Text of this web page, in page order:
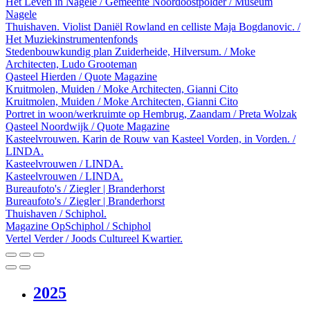
Nagele
Thuishaven. Violist Daniël Rowland en celliste Maja Bogdanovic. /
Het Muziekinstrumentenfonds
Stedenbouwkundig plan Zuiderheide, Hilversum. / Moke
Architecten, Ludo Grooteman
Qasteel Hierden / Quote Magazine
Kruitmolen, Muiden / Moke Architecten, Gianni Cito
Kruitmolen, Muiden / Moke Architecten, Gianni Cito
Portret in woon/werkruimte op Hembrug, Zaandam / Preta Wolzak
Qasteel Noordwijk / Quote Magazine
Kasteelvrouwen. Karin de Rouw van Kasteel Vorden, in Vorden. /
LINDA.
Kasteelvrouwen / LINDA.
Kasteelvrouwen / LINDA.
Bureaufoto's / Ziegler | Branderhorst
Bureaufoto's / Ziegler | Branderhorst
Thuishaven / Schiphol.
Magazine OpSchiphol / Schiphol
Vertel Verder / Joods Cultureel Kwartier.
2025